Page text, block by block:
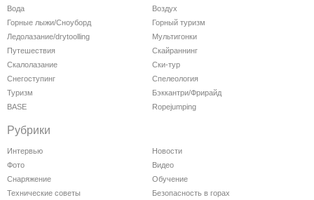
Вода
Воздух
Горные лыжи/Сноуборд
Горный туризм
Ледолазание/drytoolling
Мультигонки
Путешествия
Скайраннинг
Скалолазание
Ски-тур
Снегоступинг
Спелеология
Туризм
Бэккантри/Фрирайд
BASE
Ropejumping
Рубрики
Интервью
Новости
Фото
Видео
Снаряжение
Обучение
Технические советы
Безопасность в горах